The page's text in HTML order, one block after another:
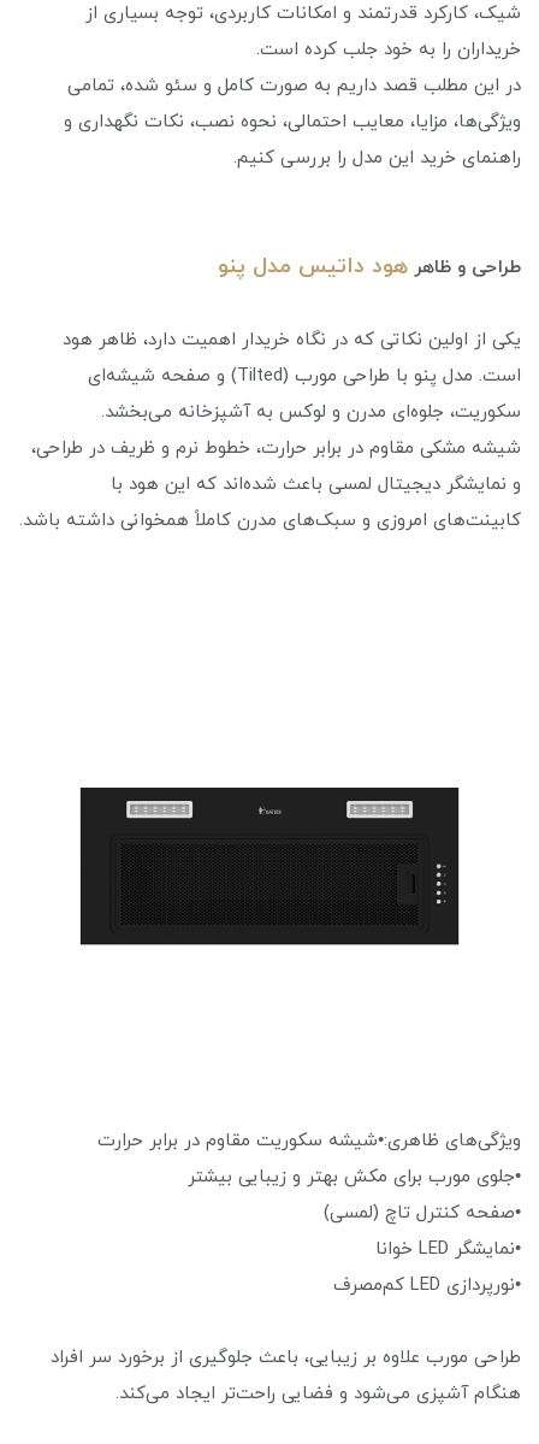
شیک، کارکرد قدرتمند و امکانات کاربردی، توجه بسیاری از
خریداران را به خود جلب کرده است.
در این مطلب قصد داریم به صورت کامل و سئو شده، تمامی
ویژگی‌ها، مزایا، معایب احتمالی، نحوه نصب، نکات نگهداری و
راهنمای خرید این مدل را بررسی کنیم.
طراحی و ظاهر هود داتیس مدل پنو
یکی از اولین نکاتی که در نگاه خریدار اهمیت دارد، ظاهر هود
است. مدل پنو با طراحی مورب (Tilted) و صفحه شیشه‌ای
سکوریت، جلوه‌ای مدرن و لوکس به آشپزخانه می‌بخشد.
شیشه مشکی مقاوم در برابر حرارت، خطوط نرم و ظریف در طراحی،
و نمایشگر دیجیتال لمسی باعث شده‌اند که این هود با
کابینت‌های امروزی و سبک‌های مدرن کاملاً همخوانی داشته باشد.
ویژگی‌های ظاهری:•شیشه سکوریت مقاوم در برابر حرارت
•جلوی مورب برای مکش بهتر و زیبایی بیشتر
•صفحه کنترل تاچ (لمسی)
•نمایشگر LED خوانا
•نورپردازی LED کم‌مصرف
طراحی مورب علاوه بر زیبایی، باعث جلوگیری از برخورد سر افراد
هنگام آشپزی می‌شود و فضایی راحت‌تر ایجاد می‌کند.